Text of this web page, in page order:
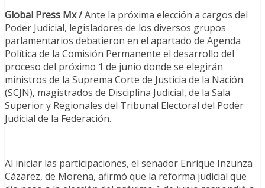
Global Press Mx /Ante la próxima elección a cargos del
Poder Judicial, legisladores de los diversos grupos
parlamentarios debatieron en el apartado de Agenda
Política de la Comisión Permanente el desarrollo del
proceso del próximo 1 de junio donde se elegirán
ministros de la Suprema Corte de Justicia de la Nación
(SCJN), magistrados de Disciplina Judicial, de la Sala
Superior y Regionales del Tribunal Electoral del Poder
Judicial de la Federación.
Al iniciar las participaciones, el senador Enrique Inzunza
Cázarez, de Morena, afirmó que la reforma judicial que